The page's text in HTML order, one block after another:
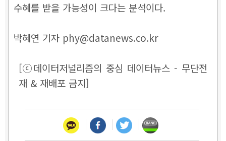
수혜를 받을 가능성이 크다는 분석이다.
박혜연 기자 phy@datanews.co.kr
[ⓒ데이터저널리즘의 중심 데이터뉴스 - 무단전
재 & 재배포 금지]